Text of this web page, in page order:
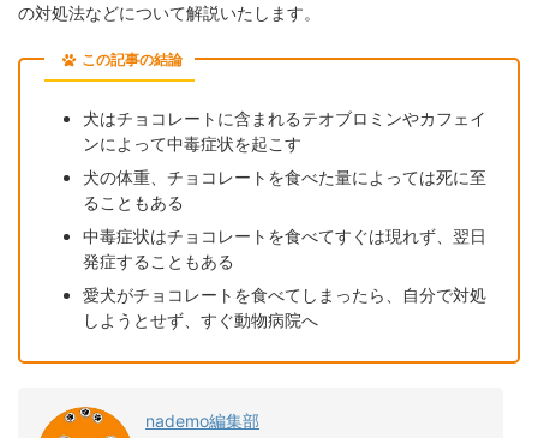
の対処法などについて解説いたします。
この記事の結論
犬はチョコレートに含まれるテオブロミンやカフェイ
ンによって中毒症状を起こす
犬の体重、チョコレートを食べた量によっては死に至
ることもある
中毒症状はチョコレートを食べてすぐは現れず、翌日
発症することもある
愛犬がチョコレートを食べてしまったら、自分で対処
しようとせず、すぐ動物病院へ
nademo編集部